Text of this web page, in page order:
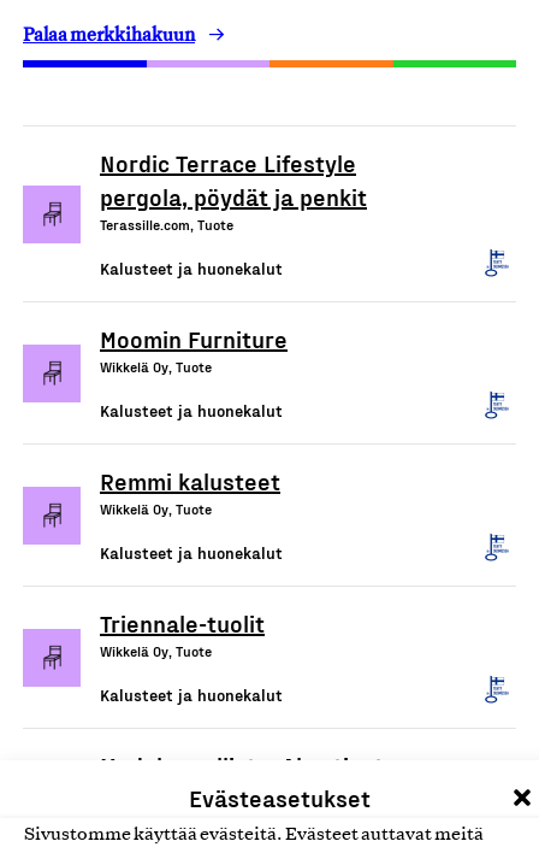
Evästeasetukset
Sivustomme käyttää evästeitä. Evästeet auttavat meitä
Palaa merkkihakuun
Nordic Terrace Lifestyle
pergola, pöydät ja penkit
Terassille.com, Tuote
Kalusteet ja huonekalut
Moomin Furniture
Wikkelä Oy, Tuote
Kalusteet ja huonekalut
Remmi kalusteet
Wikkelä Oy, Tuote
Kalusteet ja huonekalut
Triennale-tuolit
Wikkelä Oy, Tuote
Kalusteet ja huonekalut
Module-mallisto: Akustiset
Module Solutions Oy, Tuote